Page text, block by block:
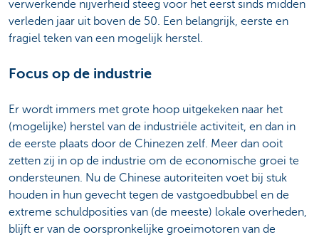
verwerkende nijverheid steeg voor het eerst sinds midden
verleden jaar uit boven de 50. Een belangrijk, eerste en
fragiel teken van een mogelijk herstel.
Focus op de industrie
Er wordt immers met grote hoop uitgekeken naar het
(mogelijke) herstel van de industriële activiteit, en dan in
de eerste plaats door de Chinezen zelf. Meer dan ooit
zetten zij in op de industrie om de economische groei te
ondersteunen. Nu de Chinese autoriteiten voet bij stuk
houden in hun gevecht tegen de vastgoedbubbel en de
extreme schuldposities van (de meeste) lokale overheden,
blijft er van de oorspronkelijke groeimotoren van de